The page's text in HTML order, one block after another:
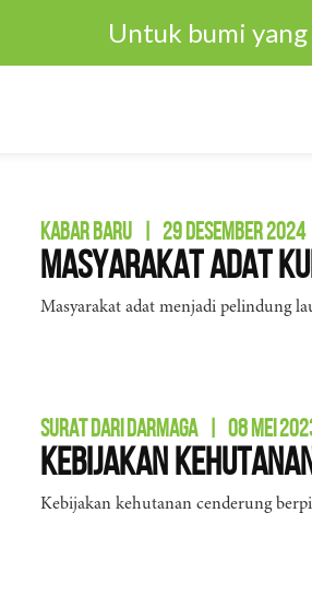
Untuk bumi
KABAR BARU 29 DESEMBER 2024
Masyarakat Adat
Masyarakat adat menjadi pelindung
SURAT DARI DARMAGA 08 MEI
Kebijakan
Kebijakan kehutanan cenderung